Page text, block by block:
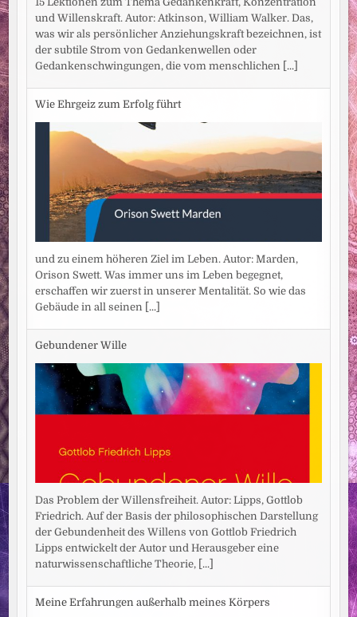
und Willenskraft. Autor: Atkinson, William Walker. Das,
was wir als persönlicher Anziehungskraft bezeichnen, ist
der subtile Strom von Gedankenwellen oder
Gedankenschwingungen, die vom menschlichen [...]
Wie Ehrgeiz zum Erfolg führt
und zu einem höheren Ziel im Leben. Autor: Marden,
Orison Swett. Was immer uns im Leben begegnet,
erschaffen wir zuerst in unserer Mentalität. So wie das
Gebäude in all seinen [...]
Gebundener Wille
Das Problem der Willensfreiheit. Autor: Lipps, Gottlob
Friedrich. Auf der Basis der philosophischen Darstellung
der Gebundenheit des Willens von Gottlob Friedrich
Lipps entwickelt der Autor und Herausgeber eine
naturwissenschaftliche Theorie, [...]
Meine Erfahrungen außerhalb meines Körpers